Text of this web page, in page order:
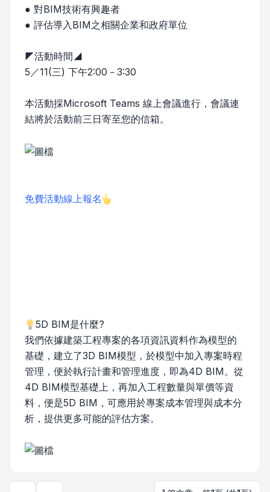
● 對BIM技術有興趣者
● 評估導入BIM之相關企業和政府單位
◤活動時間◢
5／11(三) 下午2:00－3:30
本活動採Microsoft Teams 線上會議進行，會議連
結將於活動前三日寄至您的信箱。
免費活動線上報名
5D BIM是什麼?
我們依據建築工程專案的各項資訊資料作為模型的
基礎，建立了3D BIM模型，於模型中加入專案時程
管理，便於執行計畫和管理進度，即為4D BIM。從
4D BIM模型基礎上，再加入工程數量與單價等資
料，便是5D BIM，可應用於專案成本管理與成本分
析，提供更多可能的評估方案。